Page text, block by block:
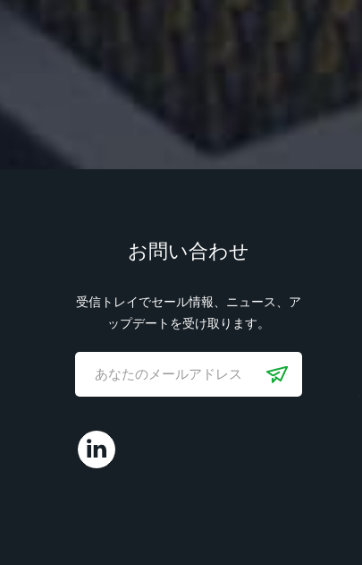
お問い合わせ
受信トレイでセール情報、ニュース、ア
ップデートを受け取ります。